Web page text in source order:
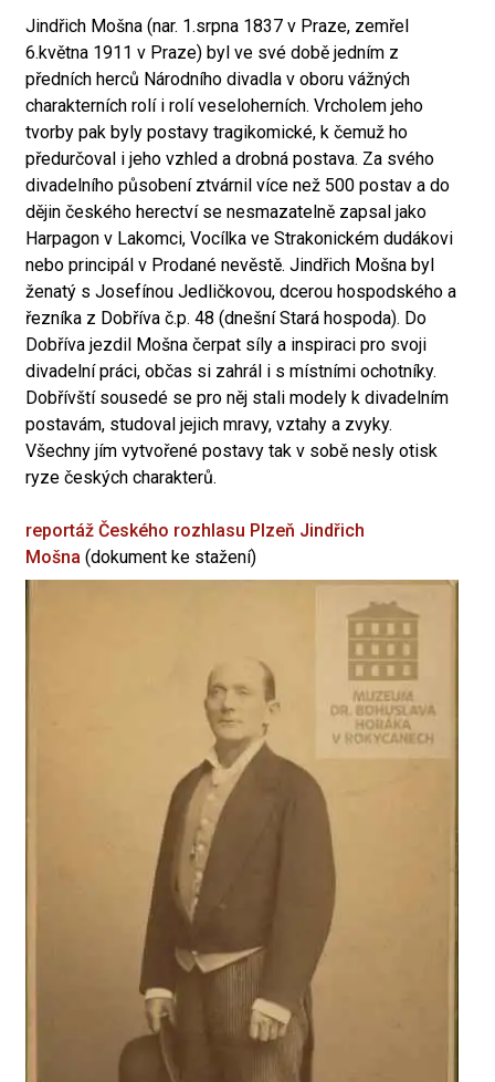
Jindřich Mošna (nar. 1.srpna 1837 v Praze, zemřel
6.května 1911 v Praze) byl ve své době jedním z
předních herců Národního divadla v oboru vážných
charakterních rolí i rolí veseloherních. Vrcholem jeho
tvorby pak byly postavy tragikomické, k čemuž ho
předurčoval i jeho vzhled a drobná postava. Za svého
divadelního působení ztvárnil více než 500 postav a do
dějin českého herectví se nesmazatelně zapsal jako
Harpagon v Lakomci, Vocílka ve Strakonickém dudákovi
nebo principál v Prodané nevěstě. Jindřich Mošna byl
ženatý s Josefínou Jedličkovou, dcerou hospodského a
řezníka z Dobříva č.p. 48 (dnešní Stará hospoda). Do
Dobříva jezdil Mošna čerpat síly a inspiraci pro svoji
divadelní práci, občas si zahrál i s místními ochotníky.
Dobřívští sousedé se pro něj stali modely k divadelním
postavám, studoval jejich mravy, vztahy a zvyky.
Všechny jím vytvořené postavy tak v sobě nesly otisk
ryze českých charakterů.
reportáž Českého rozhlasu Plzeň Jindřich
Mošna (dokument ke stažení)